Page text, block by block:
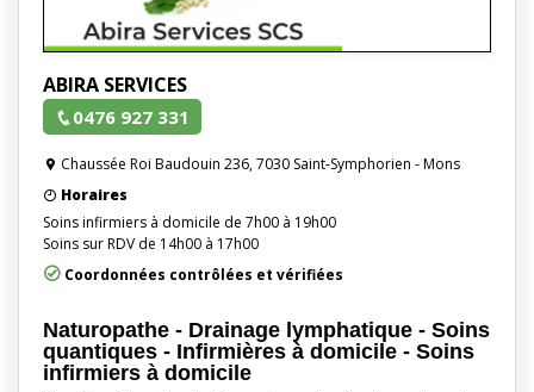
ABIRA SERVICES
0476 927 331
Chaussée Roi Baudouin 236, 7030 Saint-Symphorien - Mons
Horaires
Soins infirmiers à domicile de 7h00 à 19h00
Soins sur RDV de 14h00 à 17h00
Coordonnées contrôlées et vérifiées
Naturopathe - Drainage lymphatique - Soins
quantiques - Infirmières à domicile - Soins
infirmiers à domicile